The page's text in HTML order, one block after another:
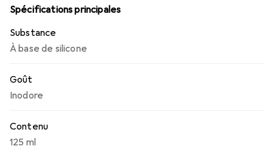
d'autres produits non approuvés sur le marché.
Spécifications principales
Substance
À base de silicone
Goût
Inodore
Contenu
125 ml